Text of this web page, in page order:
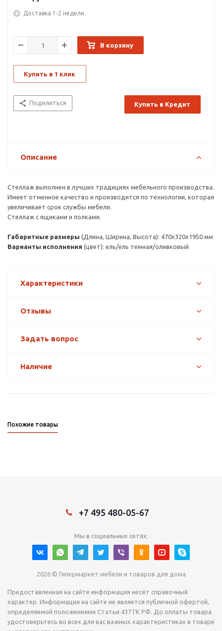
Доставка 1-2 недели.
В корзину
Купить в 1 клик
Поделиться Купить в Кредит
Описание
Стеллаж выполнен в лучших традициях мебельного производства.
Имеет отменное качество и производится по технологии, которая
увеличивает срок службы мебели.
Стеллаж с ящиками и полками.
Габаритные размеры (Длина, Ширина, Высота): 470х320х1950 мм
Варианты исполнения (цвет): ель/ель темная/оливковый
Характеристики
Отзывы
Задать вопрос
Наличие
Похожие товары
+7 495 480-05-67
Мы в социальных сетях:
2026 © Гипермаркет мебели и товаров для дома
Предоставленная на сайте информация несёт справочный
характер. Информация на сайте не является публичной офертой,
определяемой положениями Статьи 437 ГК РФ. До оплаты товара
удостоверьтесь во всех для вас важных характеристиках в товаре